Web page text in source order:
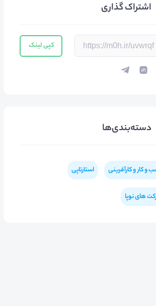
اشتراک گذاری
کپی لینک
دسته‌بندی‌ها
و کار و کارآفرینی استارتاپی
های نوپا